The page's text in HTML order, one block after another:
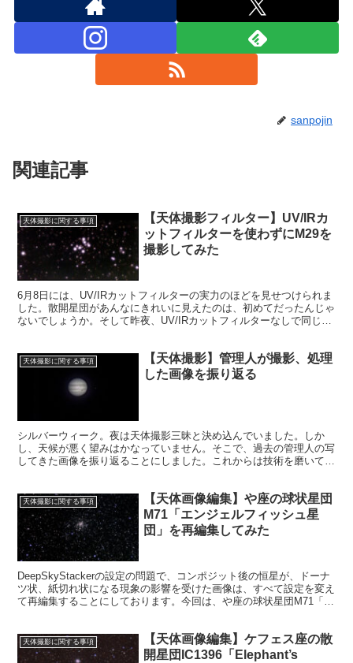
sanpojin
関連記事
天体撮影に関する事項
【天体撮影フィルター】UV/IRカ
ットフィルターを使わずにM29を
撮影してみた
6月8日には、UV/IRカットフィルターの実力のほどを見せつけられま
した。散開星団があんなにきれいに見えたのは、初めてだったんじゃ
ないでしょうか。そして昨夜、UV/IRカットフィルターなしで同じ天
天体撮影に関する事項
【天体撮影】管理人が撮影、処理
した画像を振り返る
シルバーウィーク。夜は天体撮影三昧と決め込んでいました。しか
し、天候が悪く望みはかなっていません。そこで、過去の管理人の写
してきた画像を振り返ることにしました。これからは技術を磨いて星
天体撮影に関する事項
【天体画像編集】や座の球状星団
M71「エンジェルフィッシュ星
団」を再編集してみた
DeepSkyStackerの設定の問題で、コンポジット後の恒星が、ドーナ
ツ状、紙切れ状になる現象の影響を受けた画像は、すべて設定を変え
て再編集することにしております。今回は、や座の球状星団M71「エ
天体撮影に関する事項
【天体画像編集】ケフェス座の散
開星団IC1396「Elephant’s